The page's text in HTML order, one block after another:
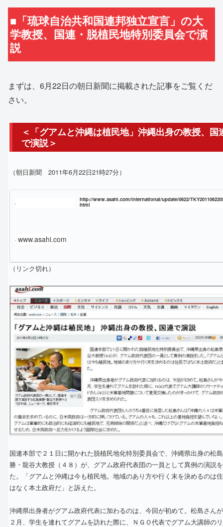
■「琉球自治共和国連邦独立宣言」の大
学教授、国連・脱植民地特別委員会で演
説
まずは、6月22日の朝日新聞に掲載された記事をご覧くだ
さい。
＜「グアムと沖縄は植民地」沖縄出身の教授、国
で演説＞
（朝日新聞 2011年6月22日21時27分）
http://www.asahi.com/international/update/0622/
html
www.asahi.com
（リンク切れ）
国連本部で２１日に開かれた脱植民地化特別委員会で、沖縄県出身の松
勝・龍谷大教授（４８）が、グアム政府代表団の一員として異例の演説
た。「グアムと沖縄は今も植民地。地域のあり方や行く末を決めるのは
はなく本土政府だ」と訴えた。
沖縄県出身者がグアム政府代表に加わるのは、今回が初めて。松島さん
２月、学生を連れてグアムを訪れた際に、ＮＧＯ代表でグアム大講師の